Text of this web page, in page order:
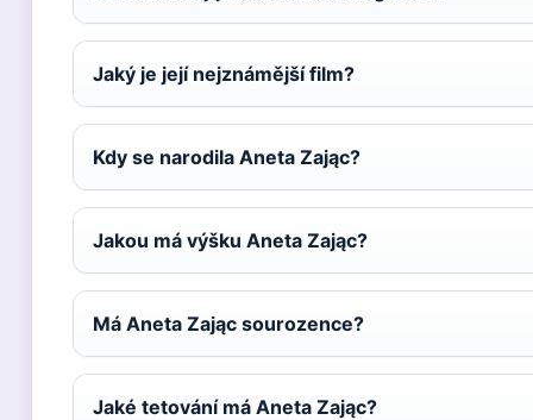
Jaký je její nejznámější film?
Kdy se narodila Aneta Zając?
Jakou má výšku Aneta Zając?
Má Aneta Zając sourozence?
Jaké tetování má Aneta Zając?